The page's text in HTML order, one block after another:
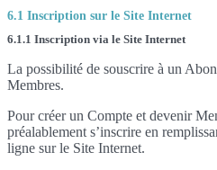
6.1 Inscription sur le Site Internet
6.1.1 Inscription via le Site Internet
La possibilité de souscrire à un
Membres.
Pour créer un Compte et devenir
préalablement s’inscrire en
ligne sur le Site Internet.